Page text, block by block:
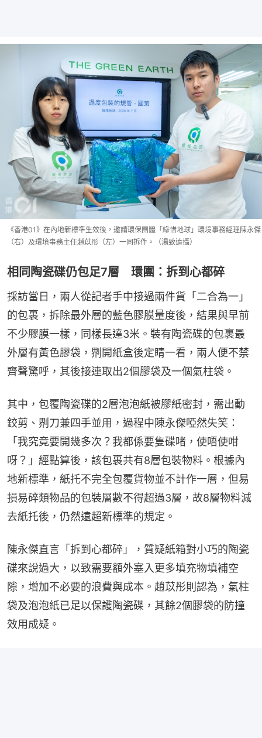
《香港01》在內地新標準生效後，邀請環保團體「綠惜地球」環境事務經理陳永傑
（右）及環境事務主任趙苡彤（左）一同拆件。（湯致遠攝）
相同陶瓷碟仍包足7層 環團：拆到心都碎
採訪當日，兩人從記者手中接過兩件貨「二合為一」
的包裹，拆除最外層的藍色膠膜量度後，結果與早前
不少膠膜一樣，同樣長達3米。裝有陶瓷碟的包裹最
外層有黃色膠袋，𠝹開紙盒後定睛一看，兩人便不禁
齊聲驚呼，其後接連取出2個膠袋及一個氣柱袋。
其中，包覆陶瓷碟的2層泡泡紙被膠紙密封，需出動
鉸剪、𠝹刀兼四手並用，過程中陳永傑啞然失笑：
「我究竟要開幾多次？我都係要隻碟啫，使唔使咁
呀？」經點算後，該包裹共有8層包裝物料。根據內
地新標準，紙托不完全包覆貨物並不計作一層，但易
損易碎類物品的包裝層數不得超過3層，故8層物料減
去紙托後，仍然遠超新標準的規定。
陳永傑直言「拆到心都碎」，質疑紙箱對小巧的陶瓷
碟來說過大，以致需要額外塞入更多填充物填補空
隙，增加不必要的浪費與成本。趙苡彤則認為，氣柱
袋及泡泡紙已足以保護陶瓷碟，其餘2個膠袋的防撞
效用成疑。